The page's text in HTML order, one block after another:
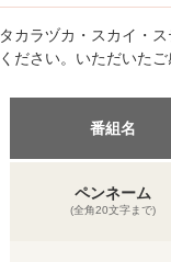
タカラヅカ・スカイ・
ください。いただいた
番組名
ペンネーム
(全角20文字まで)